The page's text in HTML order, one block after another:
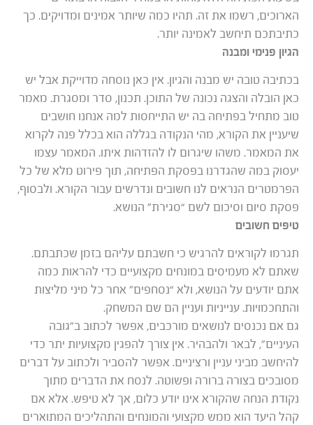
הארוכים, רשמו את זה. תהיו כמה שיותר אמינים ומדויקים. כך
כתיבתכם תיחשב לאמינה יותר.
הגיון פנימי ומבנה
בכתיבה טובה יש מבנה והגיון. אין כאן נוסחה מדוייקת אבל יש
כאן הובלה והצגה נכונה של התוכן. תכנון, סדר ומסגרת. מאמר
טוב מתחיל בפתיחה בה יש התייחסות למה אנחנו חושבים
שיעניין את הקורא, מהי הנקודה בגללה הוא בכלל פנה לקרוא
את המאמר. משהו שיגרום לו להזדהות איתו. המאמר עצמו
יעסוק במה שהגדרנו בפסקת הפתיחה, תוך פירוט מלא של כל
הפרמטרים הנראים לנו חשובים ונדרשים עבור הקורא. ולבסוף,
פסקת סיום וסיכום לשם “סגירת” הנושא.
טיפים חשובים
תגרמו לקוראים להרגיש כי חשבתם עליהם בזמן שכתבתם.
שאתם לא מעמיסים במונחים מקצועיים כדי להראות כמה
אתם יודעים על הנושא, ולא “נסחפים” אחר כל מיני מליצות
והתחכמויות. ענייניות ועניין הם שם המשחק.
גם אם נכנסים לנושאים מורכבים, אפשר לכתוב ב”גובה
העיניים”, לבאר ולהבהיר. אין צורך להפגין מקצועיות יתר כדי
להיחשב מביני עניין ורציניים. אפשר להסביר ולכתוב על דברים
מסובכים בצורה ברורה ופשוטה. לנסח את הדברים מתוך
נקודת הנחה שהקורא אינו יודע כלום, אך לא טיפש. אלא אם
קהל היעד הוא ממש מקצועי והמונחים והתהליכים המתוארים